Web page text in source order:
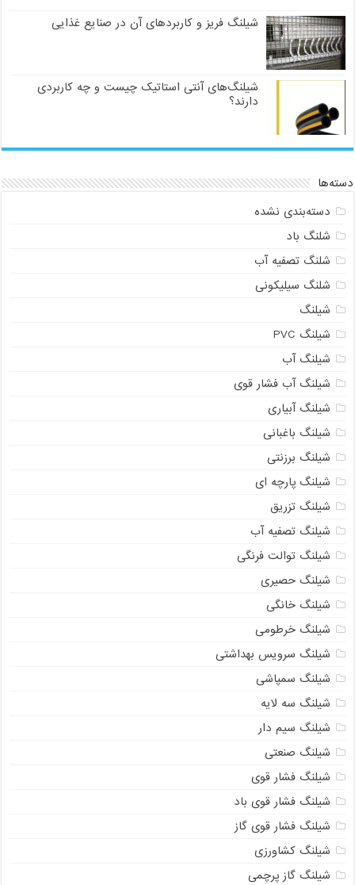
شیلنگ فریز و کاربردهای آن در صنایع غذایی
شیلنگ‌های آنتی استاتیک چیست و چه کاربردی
دارند؟
دسته‌ها
دسته‌بندی نشده
شلنگ باد
شلنگ تصفیه آب
شلنگ سیلیکونی
شیلنگ
شیلنگ PVC
شیلنگ آب
شیلنگ آب فشار قوی
شیلنگ آبیاری
شیلنگ باغبانی
شیلنگ برزنتی
شیلنگ پارچه ای
شیلنگ تزریق
شیلنگ تصفیه آب
شیلنگ توالت فرنگی
شیلنگ حصیری
شیلنگ خانگی
شیلنگ خرطومی
شیلنگ سرویس بهداشتی
شیلنگ سمپاشی
شیلنگ سه لایه
شیلنگ سیم دار
شیلنگ صنعتی
شیلنگ فشار قوی
شیلنگ فشار قوی باد
شیلنگ فشار قوی گاز
شیلنگ کشاورزی
شیلنگ گاز پرچمی